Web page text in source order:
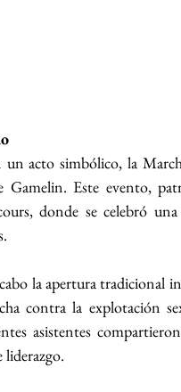
acto simbólico, la
Gamelin. Este evento,
donde se celebró
la apertura tradicional
contra la explotación
asistentes
liderazgo.